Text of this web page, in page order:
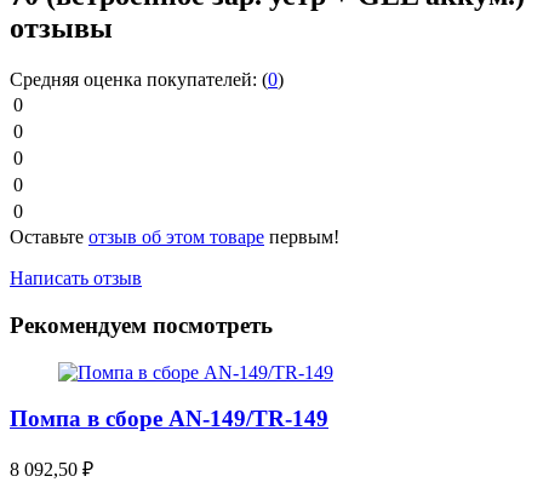
отзывы
Средняя оценка покупателей: (0)
0
0
0
0
0
Оставьте отзыв об этом товаре первым!
Написать отзыв
Рекомендуем посмотреть
Помпа в сборе AN-149/TR-149
8 092,50 ₽